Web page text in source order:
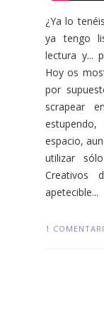
¿Ya lo
ya tengo
lectura y...
Hoy os
por
scrapear
espacio,
utilizar
Creativos
apetecible...
1